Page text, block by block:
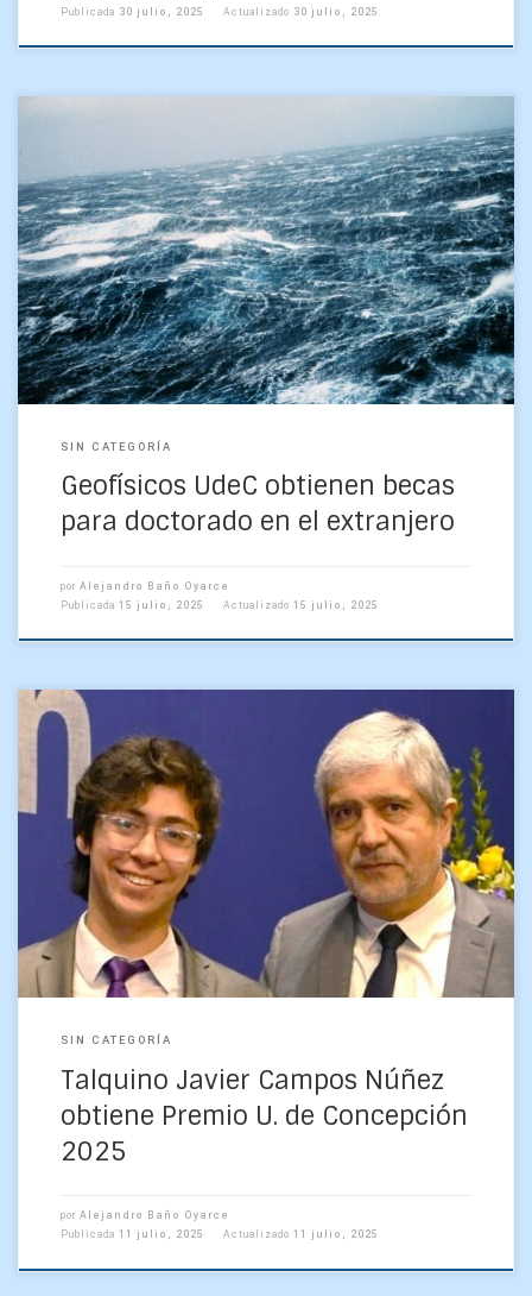
Publicada 30 julio, 2025 Actualizado 30 julio, 2025
Los geofísicos David Carrasco Flores y Manuel Torres
Godoy han sido seleccionados en la última convocatoria
de la Beca Chile de Doctorado en el Extranjero, […]
SIN CATEGORÍA
Geofísicos UdeC obtienen becas
para doctorado en el extranjero
por Alejandro Baño Oyarce
Publicada 15 julio, 2025 Actualizado 15 julio, 2025
El reconocimiento se le otorga a los estudiantes con el
promedio más alto de su promoción tras haber cursado de
manera continua y sin reprobaciones […]
SIN CATEGORÍA
Talquino Javier Campos Núñez
obtiene Premio U. de Concepción
2025
por Alejandro Baño Oyarce
Publicada 11 julio, 2025 Actualizado 11 julio, 2025